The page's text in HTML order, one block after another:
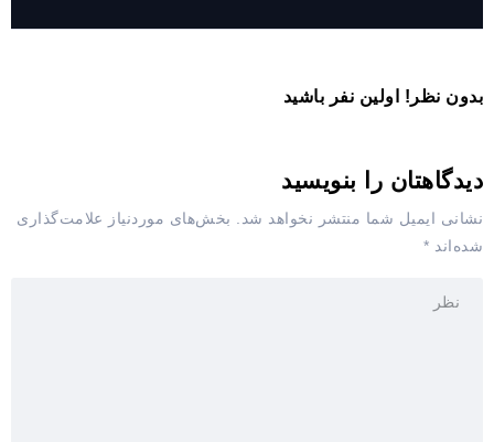
بدون نظر! اولین نفر باشید
دیدگاهتان را بنویسید
نشانی ایمیل شما منتشر نخواهد شد. بخش‌های موردنیاز علامت‌گذاری
شده‌اند *